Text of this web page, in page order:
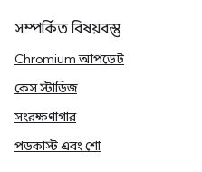
সম্পর্কিত বিষয়বস্তু
Chromium আপডেট
কেস স্টাডিজ
সংরক্ষণাগার
পডকাস্ট এবং শো